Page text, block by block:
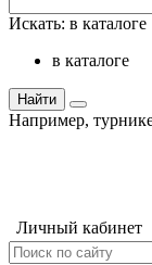
Искать: в каталоге
в каталоге
Найти
Например,
Личный кабинет